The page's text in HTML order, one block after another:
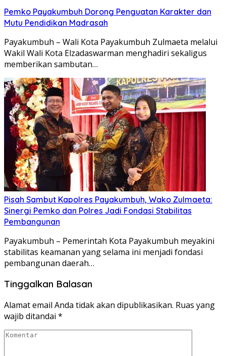
Pemko Payakumbuh Dorong Penguatan Karakter dan
Mutu Pendidikan Madrasah
Payakumbuh – Wali Kota Payakumbuh Zulmaeta melalui
Wakil Wali Kota Elzadaswarman menghadiri sekaligus
memberikan sambutan…
Pisah Sambut Kapolres Payakumbuh, Wako Zulmaeta:
Sinergi Pemko dan Polres Jadi Fondasi Stabilitas
Pembangunan
Payakumbuh – Pemerintah Kota Payakumbuh meyakini
stabilitas keamanan yang selama ini menjadi fondasi
pembangunan daerah…
Tinggalkan Balasan
Alamat email Anda tidak akan dipublikasikan. Ruas yang
wajib ditandai *